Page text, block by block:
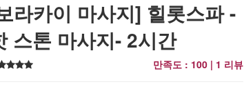
라카이 마사지] 힐롯스파 -
스톤 마사지- 2시간
만족도 : 100 | 1 리뷰